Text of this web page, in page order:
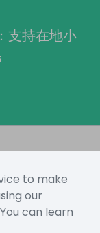
支持在地小
to make
our
can learn